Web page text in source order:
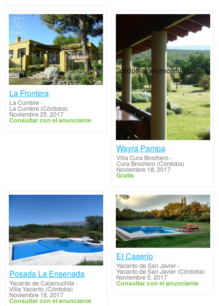
La Frontera
La Cumbre-
La Cumbre (Córdoba)
Noviembre 25, 2017
Consultar con el anunciante
Wayra Pampa
Villa Cura Brochero-
Cura Brochero (Córdoba)
Noviembre 18, 2017
Gratis
Posada La Ensenada
Yacanto de Calamuchita-
Villa Yacanto (Córdoba)
Noviembre 18, 2017
Consultar con el anunciante
El Caserío
Yacanto de San Javier-
Yacanto de San Javier (Córdoba)
Noviembre 5, 2017
Consultar con el anunciante